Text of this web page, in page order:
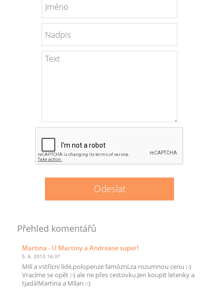
Přehled komentářů
Martina - U Martiny a Andrease super!
5. 6. 2013 16:37
Milí a vstřícní lidé,polopenze famózní,za rozumnou cenu ;-)
Vracíme se opět ;-) ale ne přes cestovku.Jen koupit letenky a
tjadá!Martina a Milan :-)